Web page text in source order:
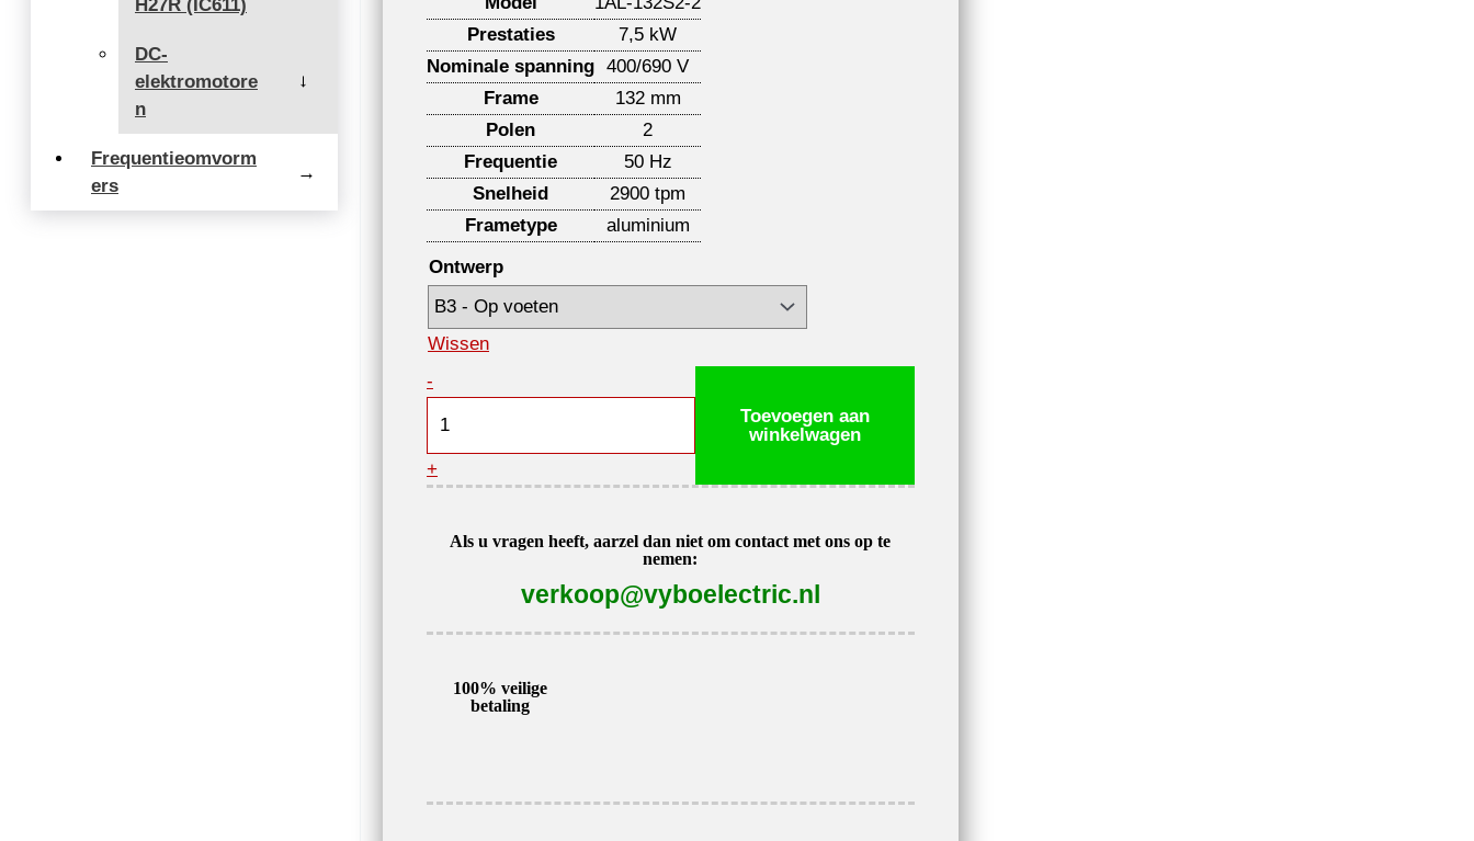
H27R (IC611)
DC-
elektromotore
n
→
Frequentieomvorm
ers
→
Prestaties
7,5 kW
Nominale spanning 400/690 V
Frame
132 mm
Polen
2
Frequentie
50 Hz
Snelheid
2900 tpm
Frametype
aluminium
Ontwerp
Wissen
-
2900
400
aantal
+
Toevoegen aan
winkelwagen
Als u vragen heeft, aarzel dan niet om contact met ons op te
nemen:
verkoop@vyboelectric.nl
100% veilige
betaling